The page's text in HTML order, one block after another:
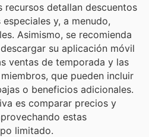
recursos detallan descuentos
y, a menudo,
Asimismo, se recomienda
su aplicación móvil
ventas de temporada y las
que pueden incluir
o beneficios adicionales.
es comparar precios y
estas
limitado.